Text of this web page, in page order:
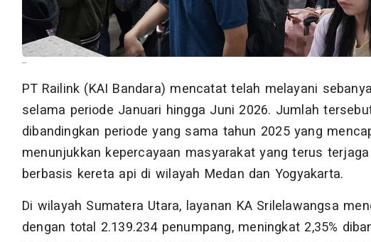
--
PT Railink (KAI Bandara) mencatat telah melayani
selama periode Januari hingga Juni 2026. Jumlah
dibandingkan periode yang sama tahun 2025 yang
menunjukkan kepercayaan masyarakat yang terus
berbasis kereta api di wilayah Medan dan Yogyakarta.
Di wilayah Sumatera Utara, layanan KA Srilelawangsa
dengan total 2.139.234 penumpang, meningkat 2,35%